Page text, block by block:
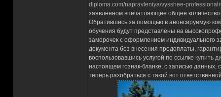
diploma.com/napravleniya/vysshee-
заявленном впечатляющее общее
Обратившись за помощью в анонсируемую
обучения будут представлены на
заморочек с оформлением индивидуального
документа без внесения предоплаты,
воспользовавшись услугой по ссылке купить
настоящем гознак-бланке, с записью данных,
теперь разобраться с такой вот